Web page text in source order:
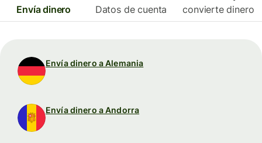
Envía dinero Datos de cuenta
convierte dinero
Envía dinero a Alemania
Envía dinero a Andorra